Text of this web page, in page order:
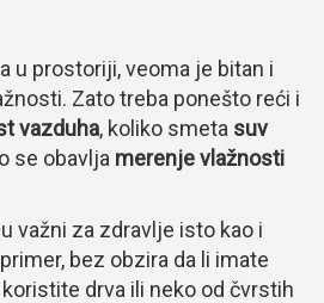
u prostoriji, veoma je bitan i
Zato treba ponešto reći i
vazduha, koliko smeta suv
se obavlja merenje vlažnosti
važni za zdravlje isto kao i
bez obzira da li imate
drva ili neko od čvrstih